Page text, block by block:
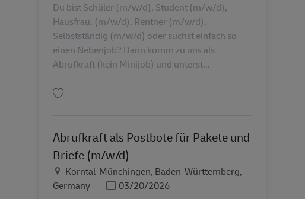
Du bist Schüler (m/w/d), Student (m/w/d),
Hausfrau, (m/w/d), Rentner (m/w/d),
Selbstständig (m/w/d) oder suchst einfach so
einen Nebenjob? Dann komm zu uns als
Abrufkraft (kein Minijob) und unterst...
Abrufkraft als Postbote für Pakete und
Briefe (m/w/d)
Địa điểm
Korntal-Münchingen, Baden-Württemberg,
Germany
Posted Date
03/20/2026